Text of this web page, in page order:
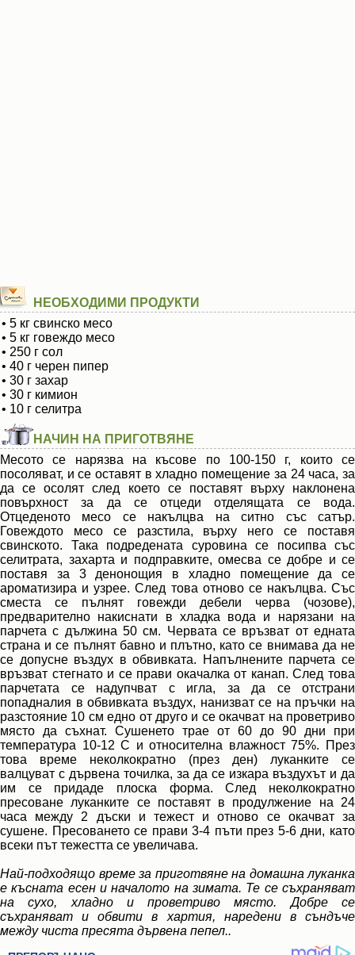
НЕОБХОДИМИ ПРОДУКТИ
• 5 кг свинско месо
• 5 кг говеждо месо
• 250 г сол
• 40 г черен пипер
• 30 г захар
• 30 г кимион
• 10 г селитра
НАЧИН НА ПРИГОТВЯНЕ
Месото се нарязва на късове по 100-150 г, които се
посоляват, и се оставят в хладно помещение за 24 часа, за
да се осолят след което се поставят върху наклонена
повърхност за да се отцеди отделящата се вода.
Отцеденото месо се накълцва на ситно със сатър.
Говеждото месо се разстила, върху него се поставя
свинското. Така подредената суровина се посипва със
селитрата, захарта и подправките, омесва се добре и се
поставя за 3 денонощия в хладно помещение да се
ароматизира и узрее. След това отново се накълцва. Със
сместа се пълнят говежди дебели черва (чозове),
предварително накиснати в хладка вода и нарязани на
парчета с дължина 50 см. Червата се връзват от едната
страна и се пълнят бавно и плътно, като се внимава да не
се допусне въздух в обвивката. Напълнените парчета се
връзват стегнато и се прави окачалка от канап. След това
парчетата се надупчват с игла, за да се отстрани
попадналия в обвивката въздух, нанизват се на пръчки на
разстояние 10 см едно от друго и се окачват на проветриво
място да съхнат. Сушенето трае от 60 до 90 дни при
температура 10-12 C и относителна влажност 75%. През
това време неколкократно (през ден) луканките се
валцуват с дървена точилка, за да се изкара въздухът и да
им се придаде плоска форма. След неколкократно
пресоване луканките се поставят в продулжение на 24
часа между 2 дъски и тежест и отново се окачват за
сушене. Пресоването се прави 3-4 пъти през 5-6 дни, като
всеки път тежестта се увеличава.
Най-подходящо време за приготвяне на домашна луканка
е късната есен и началото на зимата. Те се съхраняват
на сухо, хладно и проветриво място. Добре се
съхраняват и обвити в хартия, наредени в съндъче
между чиста пресята дървена пепел..